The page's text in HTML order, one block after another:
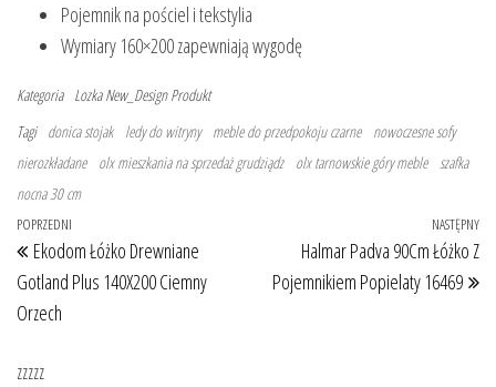
Pojemnik na pościel i tekstylia
Wymiary 160×200 zapewniają wygodę
Kategoria Lozka New_Design Produkt
Tagi donica stojak ledy do witryny meble do przedpokoju czarne
nowoczesne sofy
nierozkładane
olx mieszkania na sprzedaż grudziądz olx tarnowskie góry meble szafka
nocna 30 cm
Nawigacja wpisu
Poprzedni wpis
POPRZEDNI
Ekodom Łóżko Drewniane
Gotland Plus 140X200 Ciemny
Orzech
NASTĘPNY
Halmar Padva 90Cm Łóżko Z
Pojemnikiem Popielaty 16469
zzzzz